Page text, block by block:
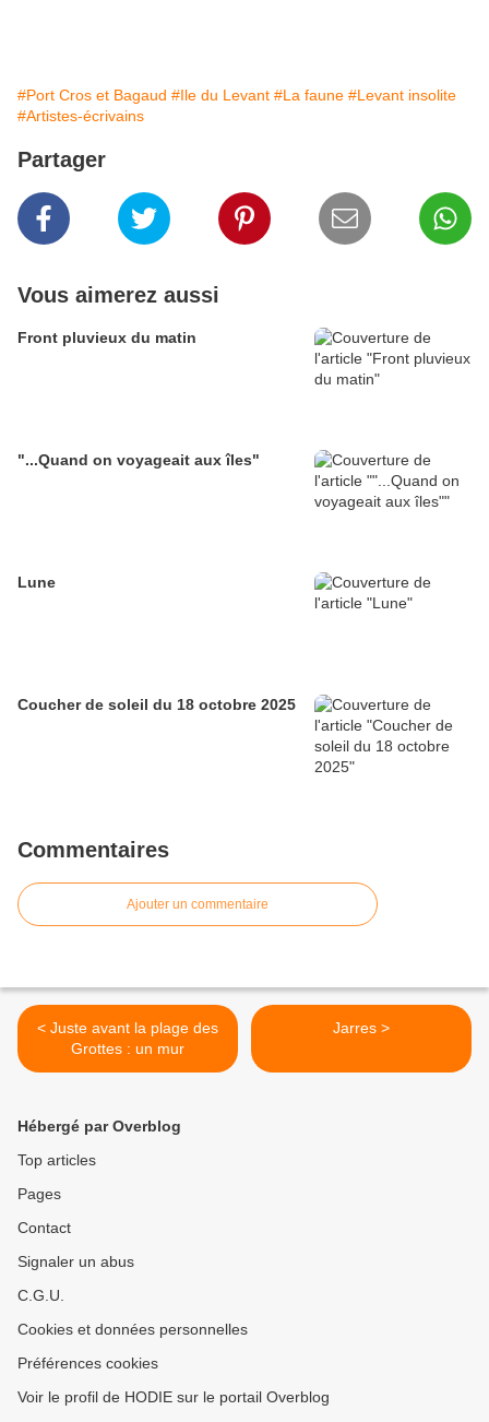
#Port Cros et Bagaud #Ile du Levant #La faune #Levant insolite
#Artistes-écrivains
Partager
Vous aimerez aussi
Front pluvieux du matin
"...Quand on voyageait aux îles"
Lune
Coucher de soleil du 18 octobre 2025
Commentaires
Ajouter un commentaire
< Juste avant la plage des
Grottes : un mur
Jarres >
Hébergé par Overblog
Top articles
Pages
Contact
Signaler un abus
C.G.U.
Cookies et données personnelles
Préférences cookies
Voir le profil de HODIE sur le portail Overblog